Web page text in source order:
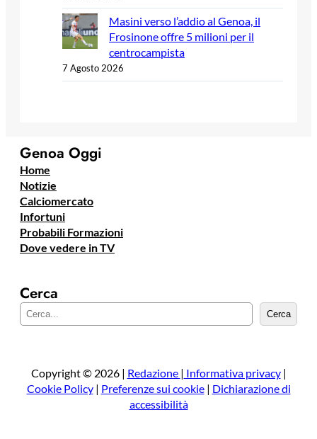
Masini verso l’addio al Genoa, il
Frosinone offre 5 milioni per il
centrocampista
7 Agosto 2026
Genoa Oggi
Home
Notizie
Calciomercato
Infortuni
Probabili Formazioni
Dove vedere in TV
Cerca
e
a
Cerca
Copyright © 2026 | Redazione | Informativa privacy|
Cookie Policy| Preferenze sui cookie| Dichiarazione di
accessibilità